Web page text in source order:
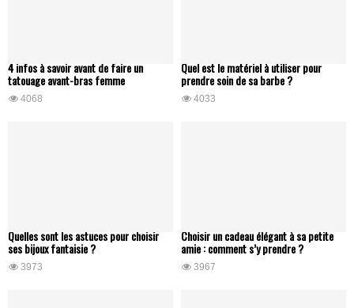
4 infos à savoir avant de faire un
tatouage avant-bras femme
4068
Quel est le matériel à utiliser pour
prendre soin de sa barbe ?
4033
Quelles sont les astuces pour choisir
ses bijoux fantaisie ?
3973
Choisir un cadeau élégant à sa petite
amie : comment s’y prendre ?
3967